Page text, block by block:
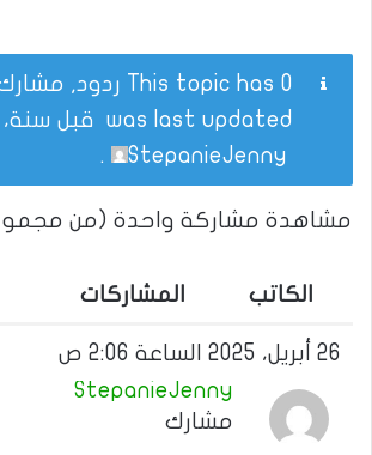
was last updated قبل سنة، 3 أشهر
StepanieJenny
.
مشاهدة مشاركة واحدة (من مجموع
الكاتب المشاركات
26 أبريل، 2025 الساعة 2:06 ص
StepanieJenny
مشارك